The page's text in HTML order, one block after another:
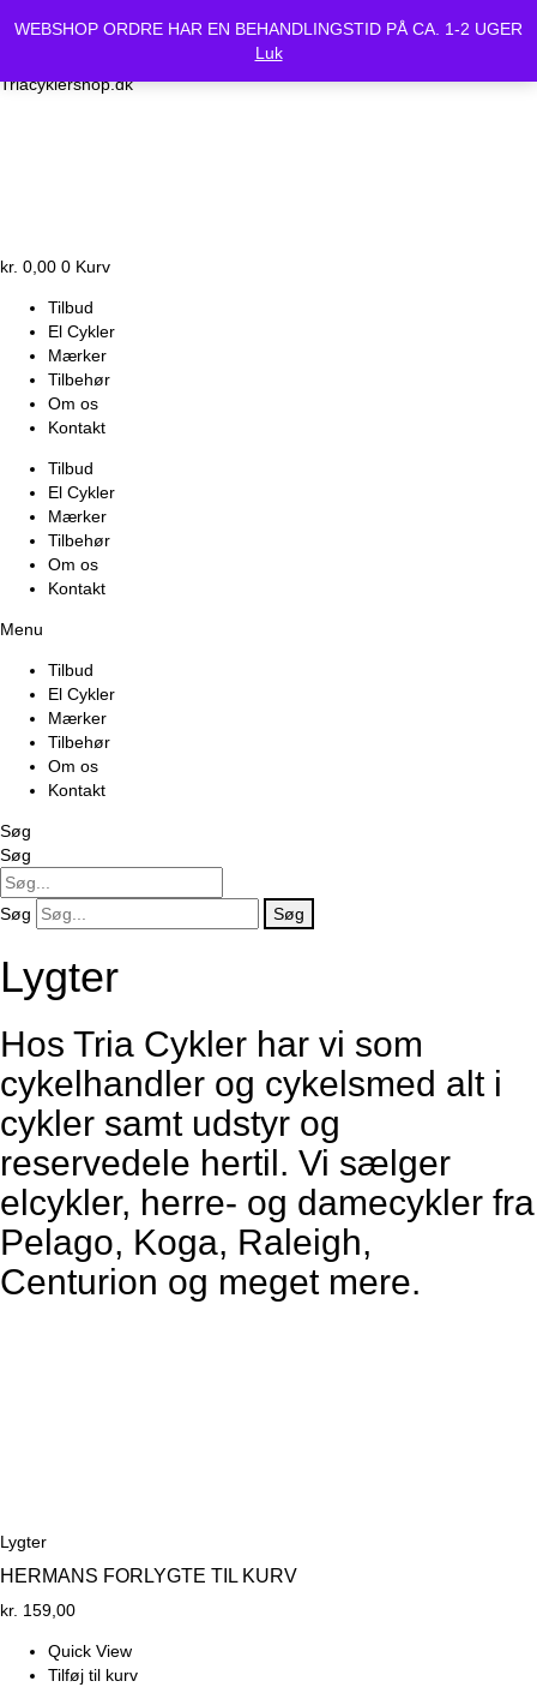
Vi holder lukket Mandag d.24/6 og Tirsdag d.25/6. Alle bestilte
cykler vil være klar Onsdag d.26-6.
Triacyklershop.dk
kr. 0,00 0 Kurv
Tilbud
El Cykler
Mærker
Tilbehør
Om os
Kontakt
Tilbud
El Cykler
Mærker
Tilbehør
Om os
Kontakt
Menu
Tilbud
El Cykler
Mærker
Tilbehør
Om os
Kontakt
Søg
Søg
Søg Søg
Lygter
Hos Tria Cykler har vi som
cykelhandler og cykelsmed alt i
cykler samt udstyr og
reservedele hertil. Vi sælger
elcykler, herre- og damecykler fra
Pelago, Koga, Raleigh,
Centurion og meget mere.
Lygter
HERMANS FORLYGTE TIL KURV
kr. 159,00
Quick View
Tilføj til kurv
WEBSHOP ORDRE HAR EN BEHANDLINGSTID PÅ CA. 1-2 UGER
Luk